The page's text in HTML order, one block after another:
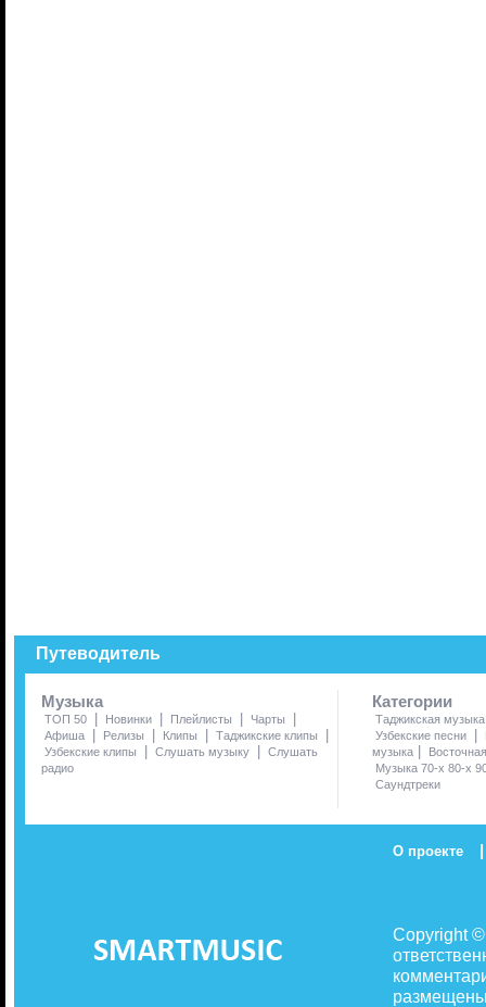
Путеводитель
Музыка
ТОП 50 | Новинки | Плейлисты | Чарты |
Афиша | Релизы | Клипы | Таджикские клипы |
Узбекские клипы | Слушать музыку | Слушать
радио
Категории
Таджикская музыка
Узбекские песни
|
музыка |
Музыка 70-х 80-х
Саундтреки
О проекте |
Copyright
размещены